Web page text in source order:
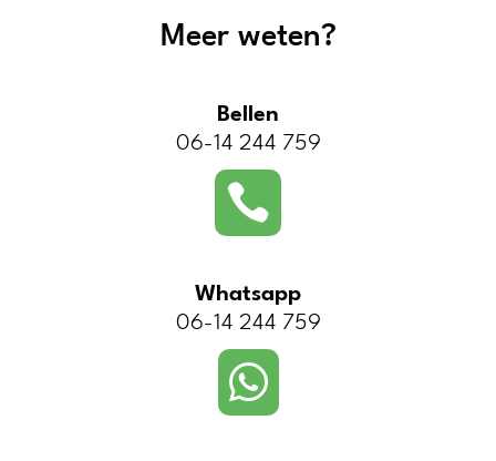
Meer weten?
Bellen
06-14 244 759

Whatsapp
06-14 244 759
